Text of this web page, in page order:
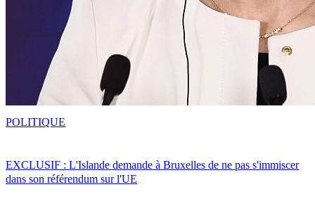
EXCLUSIF : L'Islande demande à Bruxelles de ne pas s'immiscer
dans son référendum sur l'UE
POLITIQUE